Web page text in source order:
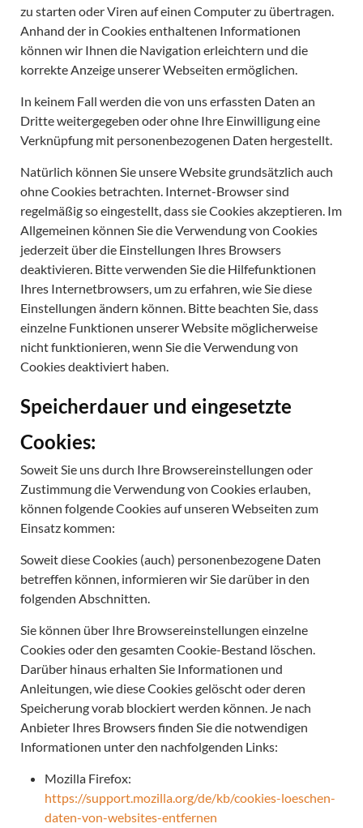
zu starten oder Viren auf einen Computer zu übertragen.
Anhand der in Cookies enthaltenen Informationen
können wir Ihnen die Navigation erleichtern und die
korrekte Anzeige unserer Webseiten ermöglichen.
In keinem Fall werden die von uns erfassten Daten an
Dritte weitergegeben oder ohne Ihre Einwilligung eine
Verknüpfung mit personenbezogenen Daten hergestellt.
Natürlich können Sie unsere Website grundsätzlich auch
ohne Cookies betrachten. Internet-Browser sind
regelmäßig so eingestellt, dass sie Cookies akzeptieren. Im
Allgemeinen können Sie die Verwendung von Cookies
jederzeit über die Einstellungen Ihres Browsers
deaktivieren. Bitte verwenden Sie die Hilfefunktionen
Ihres Internetbrowsers, um zu erfahren, wie Sie diese
Einstellungen ändern können. Bitte beachten Sie, dass
einzelne Funktionen unserer Website möglicherweise
nicht funktionieren, wenn Sie die Verwendung von
Cookies deaktiviert haben.
Speicherdauer und eingesetzte
Cookies:
Soweit Sie uns durch Ihre Browsereinstellungen oder
Zustimmung die Verwendung von Cookies erlauben,
können folgende Cookies auf unseren Webseiten zum
Einsatz kommen:
Soweit diese Cookies (auch) personenbezogene Daten
betreffen können, informieren wir Sie darüber in den
folgenden Abschnitten.
Sie können über Ihre Browsereinstellungen einzelne
Cookies oder den gesamten Cookie-Bestand löschen.
Darüber hinaus erhalten Sie Informationen und
Anleitungen, wie diese Cookies gelöscht oder deren
Speicherung vorab blockiert werden können. Je nach
Anbieter Ihres Browsers finden Sie die notwendigen
Informationen unter den nachfolgenden Links:
Mozilla Firefox:
https://support.mozilla.org/de/kb/cookies-loeschen-
daten-von-websites-entfernen